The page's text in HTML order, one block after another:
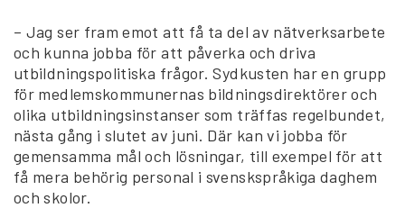
– Jag ser fram emot att få ta del av nätverksarbete
och kunna jobba för att påverka och driva
utbildningspolitiska frågor. Sydkusten har en grupp
för medlemskommunernas bildningsdirektörer och
olika utbildningsinstanser som träffas regelbundet,
nästa gång i slutet av juni. Där kan vi jobba för
gemensamma mål och lösningar, till exempel för att
få mera behörig personal i svenskspråkiga daghem
och skolor.